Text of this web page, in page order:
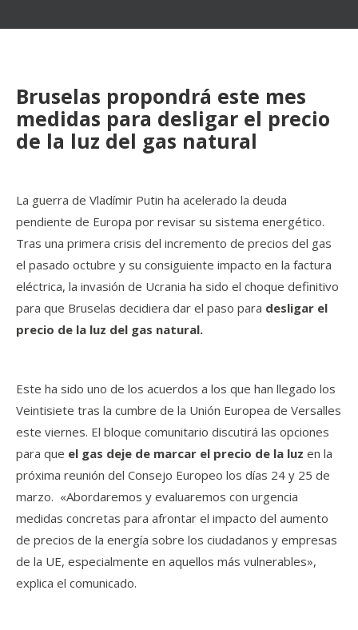
Bruselas propondrá este mes
medidas para desligar el precio
de la luz del gas natural
La guerra de Vladímir Putin ha acelerado la deuda
pendiente de Europa por revisar su sistema energético.
Tras una primera crisis del incremento de precios del gas
el pasado octubre y su consiguiente impacto en la factura
eléctrica, la invasión de Ucrania ha sido el choque definitivo
para que Bruselas decidiera dar el paso para desligar el
precio de la luz del gas natural.
Este ha sido uno de los acuerdos a los que han llegado los
Veintisiete tras la cumbre de la Unión Europea de Versalles
este viernes. El bloque comunitario discutirá las opciones
para que el gas deje de marcar el precio de la luz en la
próxima reunión del Consejo Europeo los días 24 y 25 de
marzo. «Abordaremos y evaluaremos con urgencia
medidas concretas para afrontar el impacto del aumento
de precios de la energía sobre los ciudadanos y empresas
de la UE, especialmente en aquellos más vulnerables»,
explica el comunicado.